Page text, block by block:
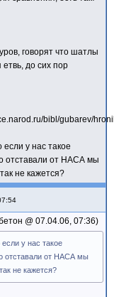
говорят что шатлы
до сих пор
bibl/gubarev/
если у нас такое
отставали от НАСА мы
не кажется?
@ 07.04.06, 07:36
у нас такое
отставали от НАСА мы
не кажется?